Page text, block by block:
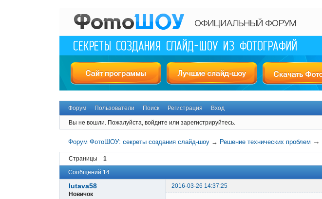
Форум Пользователи Поиск Регистрация Вход
Вы не вошли. Пожалуйста, войдите или зарегистрируйтесь.
Форум ФотоШОУ: секреты создания слайд-шоу → Решение технических проблем →
Страницы 1
Сообщений 14
lutava58
2016-03-26 14:37:25
Новичок